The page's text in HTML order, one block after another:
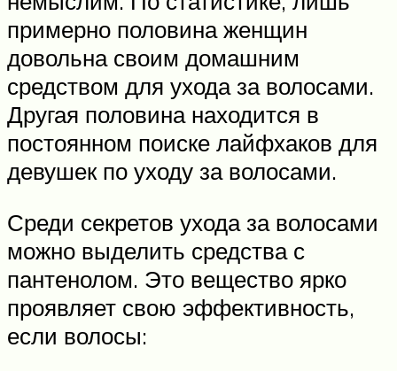
примерно половина женщин
довольна своим домашним
средством для ухода за волосами.
Другая половина находится в
постоянном поиске лайфхаков для
девушек по уходу за волосами.
Среди секретов ухода за волосами
можно выделить средства с
пантенолом. Это вещество ярко
проявляет свою эффективность,
если волосы: